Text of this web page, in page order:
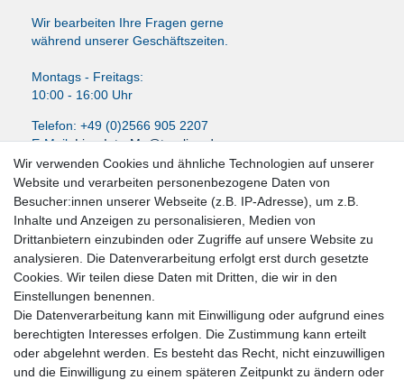
Wir bearbeiten Ihre Fragen gerne
während unserer Geschäftszeiten.
Montags - Freitags:
10:00 - 16:00 Uhr
Telefon: +49 (0)2566 905 2207
E-Mail:LissyInterMo@t-online.de
News-Letter abonieren
VORNAME NACHNAME
E-MAIL **
Newsletter
Honig
Hiermit bestätige ich, dass ich dieDaten­schutz­erklärunggelesen habe. Meine
Einwilligung kann ich jederzeit widerrufen.**
Wir verwenden Cookies und ähnliche Technologien auf unserer
Website und verarbeiten personenbezogene Daten von
Besucher:innen unserer Webseite (z.B. IP-Adresse), um z.B.
Inhalte und Anzeigen zu personalisieren, Medien von
Drittanbietern einzubinden oder Zugriffe auf unsere Website zu
analysieren. Die Datenverarbeitung erfolgt erst durch gesetzte
Cookies. Wir teilen diese Daten mit Dritten, die wir in den
Einstellungen benennen.
Die Datenverarbeitung kann mit Einwilligung oder aufgrund eines
berechtigten Interesses erfolgen. Die Zustimmung kann erteilt
oder abgelehnt werden. Es besteht das Recht, nicht einzuwilligen
und die Einwilligung zu einem späteren Zeitpunkt zu ändern oder